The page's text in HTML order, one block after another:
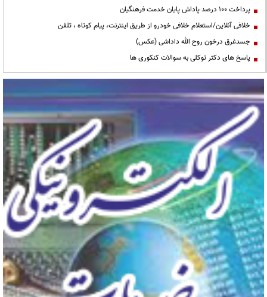
پرداخت ۱۰۰ درصد پاداش پایان خدمت فرهنگیان
خلافی آنلاین/استعلام خلافی خودرو از طریق اینترنت، پیام کوتاه ، تلفن
جسدغرق درخون روح الله داداشی (عکس)
پاسخ های دکتر توکلی به سوالات کنکوری ها